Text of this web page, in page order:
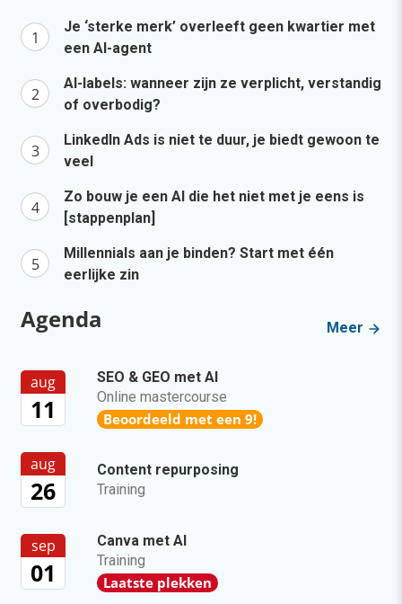
Je ‘sterke merk’ overleeft geen kwartier met
een AI-agent
AI-labels: wanneer zijn ze verplicht, verstandig
of overbodig?
LinkedIn Ads is niet te duur, je biedt gewoon te
veel
Zo bouw je een AI die het niet met je eens is
[stappenplan]
Millennials aan je binden? Start met één
eerlijke zin
Agenda Meer
aug
11
SEO & GEO met AI
Online mastercourse
Beoordeeld met een 9!
aug
26
Content repurposing
Training
sep
01
Canva met AI
Training
Laatste plekken